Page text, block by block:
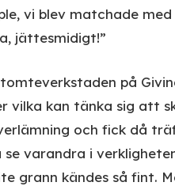
vi blev matchade
jättesmidigt!”
på
vilka kan tänka sig att
och fick då
varandra i
grann kändes så fint.